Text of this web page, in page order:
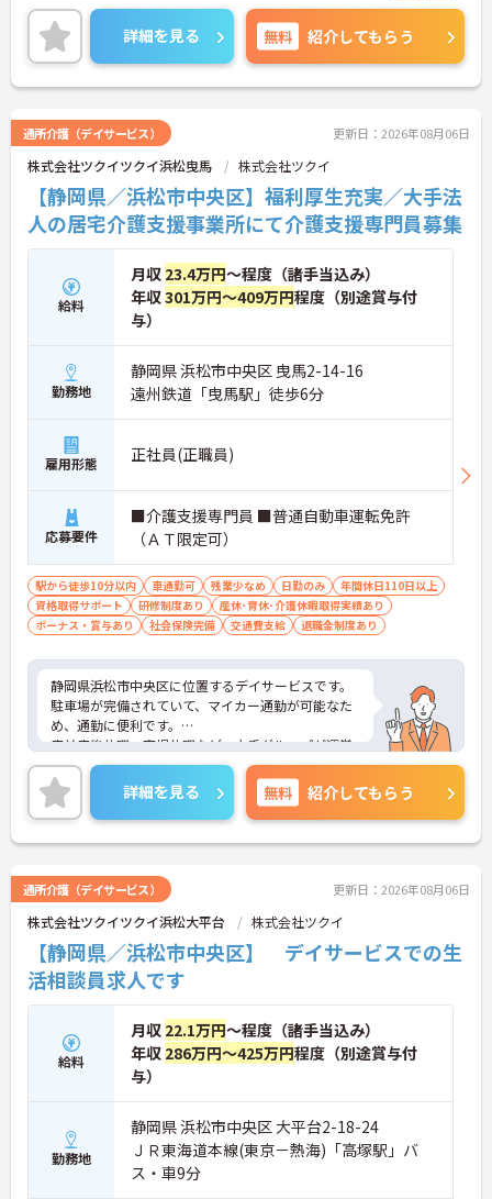
＜評価制度でキャリアアップ＞
・介護福祉士や初任者研修などの資格や実務経験、
夜勤回数がしっかりと給与に反映されるためモチベ
職へ昇格する事例も多数あり、腰を据えて長期的な
キャリア形成が可能です
詳細を見る 無料 紹介してもらう
通所介護（デイサービス） 更新日：2026年08月06日
株式会社ツクイツクイ浜松曳馬 株式会社ツクイ
【静岡県／浜松市中央区】福利厚生充実／大手法
人の居宅介護支援事業所にて介護支援専門員募集
給料
月収 23.4万円～程度（諸手当込み）
年収301万円～409万円程度（別途賞与付
与）
勤務地
静岡県 浜松市中央区 曳馬2-14-16
遠州鉄道「曳馬駅」徒歩6分
雇用形態 正社員(正職員)
応募要件
■介護支援専門員 ■普通自動車運転免許
（ＡＴ限定可）
駅から徒歩10分以内 車通勤可 残業少なめ 日勤のみ
年間休日110日以上
資格取得サポート
研修制度あり
産休･育休･介護休暇取得実績あり
ボーナス・賞与あり
社会保険完備 交通費支給 退職金制度あり
静岡県浜松市中央区に位置するデイサービスです。
駐車場が完備されていて、マイカー通勤が可能なた
め、通勤に便利です。
産前産後休暇、育児休暇など、大手グループが運営
する施設のため、福利厚生も非常に充実しておりま
す！
未経験の方でも丁寧に指導・研修制度も整っており
ますので安心して働ける環境です。
ご興味をお持ちの方には、詳細の情報や面接のポイ
さい。
詳細を見る 無料 紹介してもらう
通所介護（デイサービス） 更新日：2026年08月06日
株式会社ツクイツクイ浜松大平台 株式会社ツクイ
【静岡県／浜松市中央区】 デイサービスでの生
活相談員求人です
給料
月収 22.1万円～程度（諸手当込み）
年収 286万円～425万円程度（別途賞与付
与）
勤務地
静岡県 浜松市中央区 大平台2-18-24
ＪＲ東海道本線(東京－熱海)「高塚駅」バ
ス・車9分